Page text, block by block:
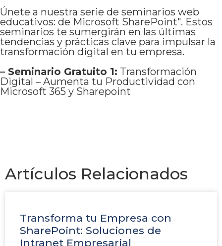
Únete a nuestra serie de seminarios web
educativos: de Microsoft SharePoint". Estos
seminarios te sumergirán en las últimas
tendencias y prácticas clave para impulsar la
transformación digital en tu empresa.
– Seminario Gratuito 1: Transformación
Digital – Aumenta tu Productividad con
Microsoft 365 y Sharepoint
Artículos Relacionados
Transforma tu Empresa con
SharePoint: Soluciones de
Intranet Empresarial